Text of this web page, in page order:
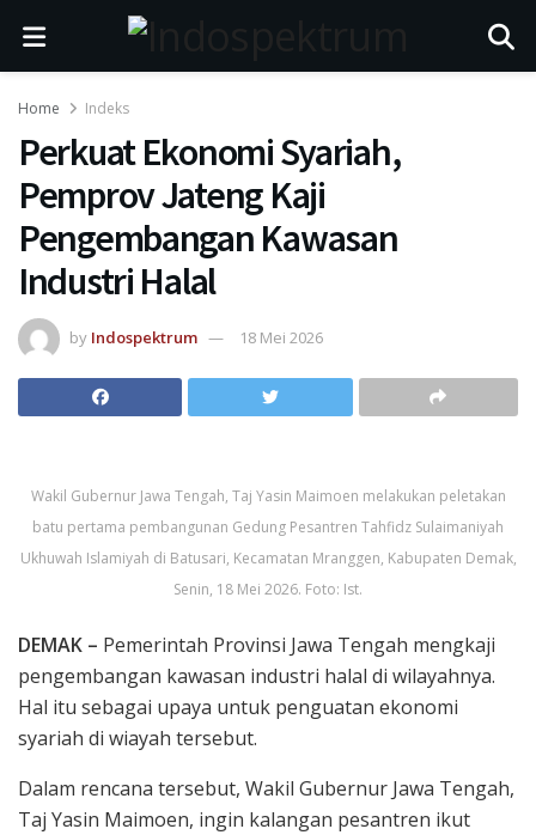
Home Indeks
Perkuat Ekonomi Syariah,
Pemprov Jateng Kaji
Pengembangan Kawasan
Industri Halal
by Indospektrum 18 Mei 2026
Wakil Gubernur Jawa Tengah, Taj Yasin Maimoen melakukan peletakan
batu pertama pembangunan Gedung Pesantren Tahfidz Sulaimaniyah
Ukhuwah Islamiyah di Batusari, Kecamatan Mranggen, Kabupaten Demak,
Senin, 18 Mei 2026. Foto: Ist.
DEMAK – Pemerintah Provinsi Jawa Tengah mengkaji
pengembangan kawasan industri halal di wilayahnya.
Hal itu sebagai upaya untuk penguatan ekonomi
syariah di wiayah tersebut.
Dalam rencana tersebut, Wakil Gubernur Jawa Tengah,
Taj Yasin Maimoen, ingin kalangan pesantren ikut